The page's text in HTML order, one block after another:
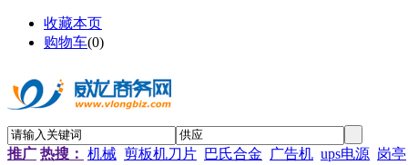
收藏本页
购物车(0)
推广 热搜： 机械 剪板机刀片 巴氏合金 广告机 ups电源 岗亭